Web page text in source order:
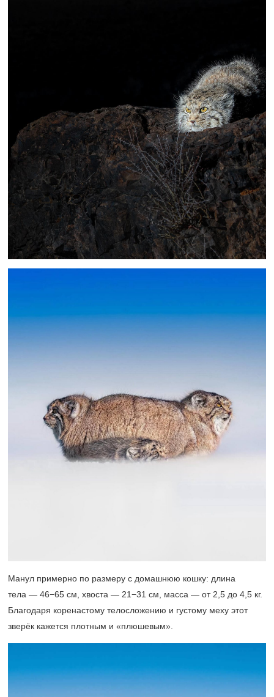
Манул примерно по размеру с домашнюю кошку: длина
тела — 46−65 см, хвоста — 21−31 см, масса — от 2,5 до 4,5 кг.
Благодаря коренастому телосложению и густому меху этот
зверёк кажется плотным и «плюшевым».